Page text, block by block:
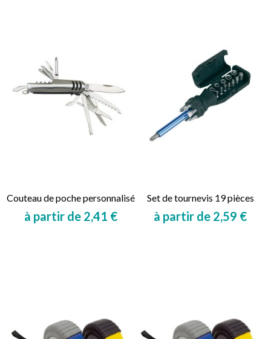
Couteau de poche personnalisé
à partir de 2,41 €
Set de tournevis 19 pièces
à partir de 2,59 €